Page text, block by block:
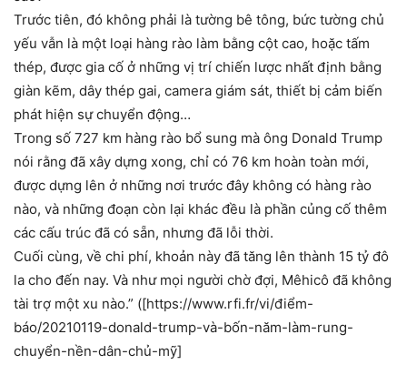
Trước tiên, đó không phải là tường bê tông, bức tường chủ
yếu vẫn là một loại hàng rào làm bằng cột cao, hoặc tấm
thép, được gia cố ở những vị trí chiến lược nhất định bằng
giàn kẽm, dây thép gai, camera giám sát, thiết bị cảm biến
phát hiện sự chuyển động…
Trong số 727 km hàng rào bổ sung mà ông Donald Trump
nói rằng đã xây dựng xong, chỉ có 76 km hoàn toàn mới,
được dựng lên ở những nơi trước đây không có hàng rào
nào, và những đoạn còn lại khác đều là phần củng cố thêm
các cấu trúc đã có sẵn, nhưng đã lỗi thời.
Cuối cùng, về chi phí, khoản này đã tăng lên thành 15 tỷ đô
la cho đến nay. Và như mọi người chờ đợi, Mêhicô đã không
tài trợ một xu nào.” ([https://www.rfi.fr/vi/điểm-
báo/20210119-donald-trump-và-bốn-năm-làm-rung-
chuyển-nền-dân-chủ-mỹ]